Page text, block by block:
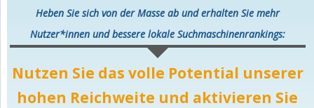
Heben Sie sich von der Masse ab und erhalten Sie mehr
Nutzer*innen und bessere lokale Suchmaschinenrankings:
Nutzen Sie das volle Potential unserer
hohen Reichweite und aktivieren Sie